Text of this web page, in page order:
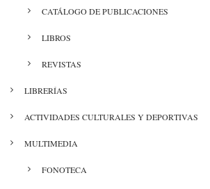
CATÁLOGO DE PUBLICACIONES
LIBROS
REVISTAS
LIBRERÍAS
ACTIVIDADES CULTURALES Y DEPORTIVAS
MULTIMEDIA
FONOTECA